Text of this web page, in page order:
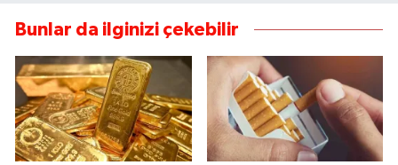
Bunlar da ilginizi çekebilir